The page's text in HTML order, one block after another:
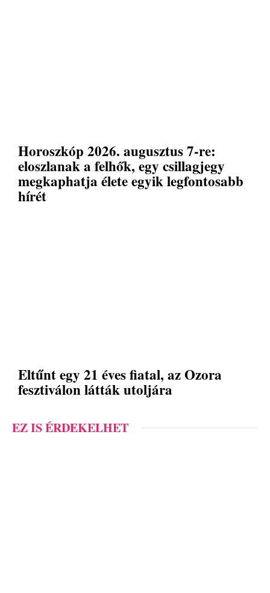
Horoszkóp 2026. augusztus 7-re:
eloszlanak a felhők, egy csillagjegy
megkaphatja élete egyik legfontosabb
hírét
Eltűnt egy 21 éves fiatal, az Ozora
fesztiválon látták utoljára
EZ IS ÉRDEKELHET